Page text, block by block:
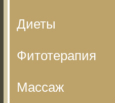
Диеты
Фитотерапия
Массаж